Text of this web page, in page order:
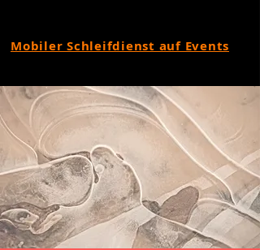
Mobiler Schleifdienst auf Events